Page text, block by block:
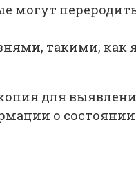
могут
такими, как
для
о